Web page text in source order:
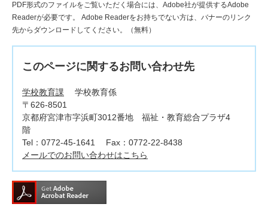
PDF形式のファイルをご覧いただく場合には、Adobe社が提供するAdobe
Readerが必要です。
Adobe Readerをお持ちでない方は、バナーのリンク
先からダウンロードしてください。（無料）
このページに関するお問い合わせ先
学校教育課
学校教育係
〒626-8501
京都府宮津市字浜町3012番地 福祉・教育総合プラザ4
階
Tel：0772-45-1641
Fax：0772-22-8438
メールでのお問い合わせはこちら